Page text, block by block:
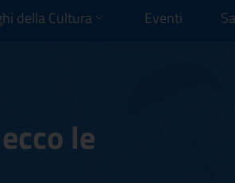
della Cultura Eventi
le